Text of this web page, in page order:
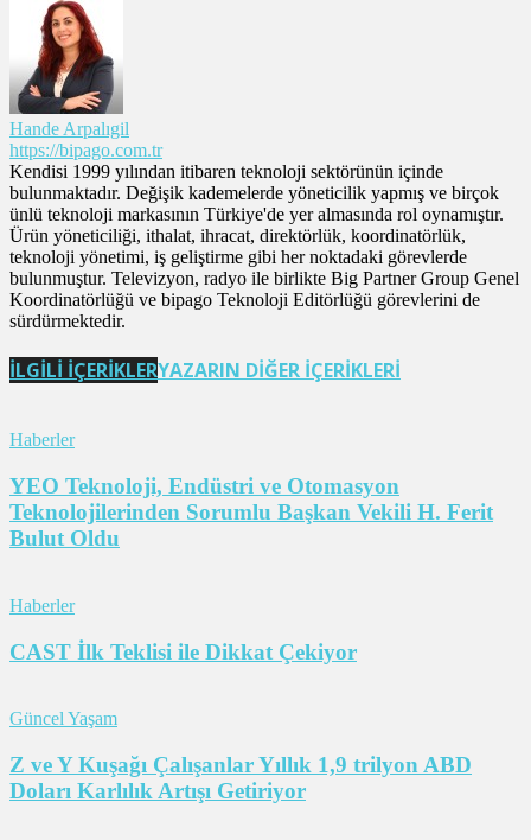
Hande Arpalıgil
https://bipago.com.tr
Kendisi 1999 yılından itibaren teknoloji sektörünün içinde
bulunmaktadır. Değişik kademelerde yöneticilik yapmış ve birçok
ünlü teknoloji markasının Türkiye'de yer almasında rol oynamıştır.
Ürün yöneticiliği, ithalat, ihracat, direktörlük, koordinatörlük,
teknoloji yönetimi, iş geliştirme gibi her noktadaki görevlerde
bulunmuştur. Televizyon, radyo ile birlikte Big Partner Group Genel
Koordinatörlüğü ve bipago Teknoloji Editörlüğü görevlerini de
sürdürmektedir.
İLGİLİ İÇERİKLERYAZARIN DİĞER İÇERİKLERİ
Haberler
YEO Teknoloji, Endüstri ve Otomasyon
Teknolojilerinden Sorumlu Başkan Vekili H. Ferit
Bulut Oldu
Haberler
CAST İlk Teklisi ile Dikkat Çekiyor
Güncel Yaşam
Z ve Y Kuşağı Çalışanlar Yıllık 1,9 trilyon ABD
Doları Karlılık Artışı Getiriyor